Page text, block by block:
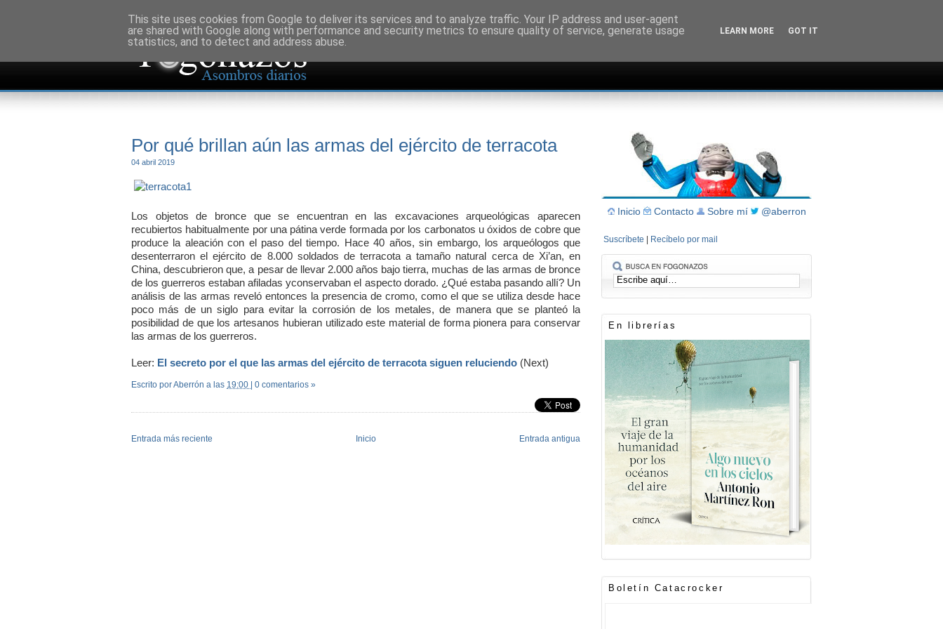
Por qué brillan aún las armas del ejército de terracota
04 abril 2019
Los objetos de bronce que se encuentran en las excavaciones arqueológicas aparecen
recubiertos habitualmente por una pátina verde formada por los carbonatos u óxidos de cobre que
produce la aleación con el paso del tiempo. Hace 40 años, sin embargo, los arqueólogos que
desenterraron el ejército de 8.000 soldados de terracota a tamaño natural cerca de Xi’an, en
China, descubrieron que, a pesar de llevar 2.000 años bajo tierra, muchas de las armas de bronce
de los guerreros estaban afiladas yconservaban el aspecto dorado. ¿Qué estaba pasando allí? Un
análisis de las armas reveló entonces la presencia de cromo, como el que se utiliza desde hace
poco más de un siglo para evitar la corrosión de los metales, de manera que se planteó la
posibilidad de que los artesanos hubieran utilizado este material de forma pionera para conservar
las armas de los guerreros.
Leer: El secreto por el que las armas del ejército de terracota siguen reluciendo (Next)
Escrito por Aberrón a las 19:00 | 0 comentarios »
Entrada más reciente Entrada antigua
Inicio
Inicio Contacto Sobre mí @aberron
Suscríbete Recíbelo por mail
En librerías
Boletín Catacrocker
This site uses cookies from Google to deliver its services and to analyze traffic. Your IP address and user-agent
are shared with Google along with performance and security metrics to ensure quality of service, generate usage
statistics, and to detect and address abuse.
LEARN MORE GOT IT